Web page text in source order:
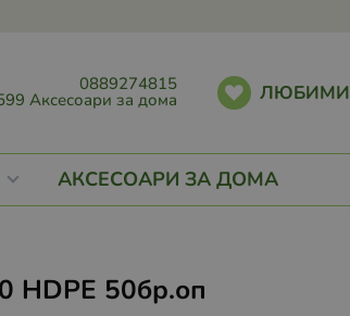
0889274815
Аксесоари за дома ЛЮБИМИ
АКСЕСОАРИ ЗА ДОМА
HDPE 50бр.оп